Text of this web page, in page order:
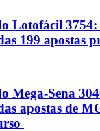
Lotofácil 3754:
199 apostas
Mega-Sena
apostas de